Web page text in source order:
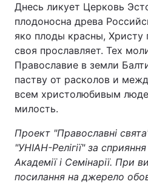
Днесь ликует Церковь
плодоносна древа
яко плоды красны, Христу
своя прославляет. Тех
Православие в земли
паству от расколов и
всем христолюбивым
милость.
Проект "Православні
"УНІАН-Релігії" за
Академії і Семінарії. При
посилання на джерело